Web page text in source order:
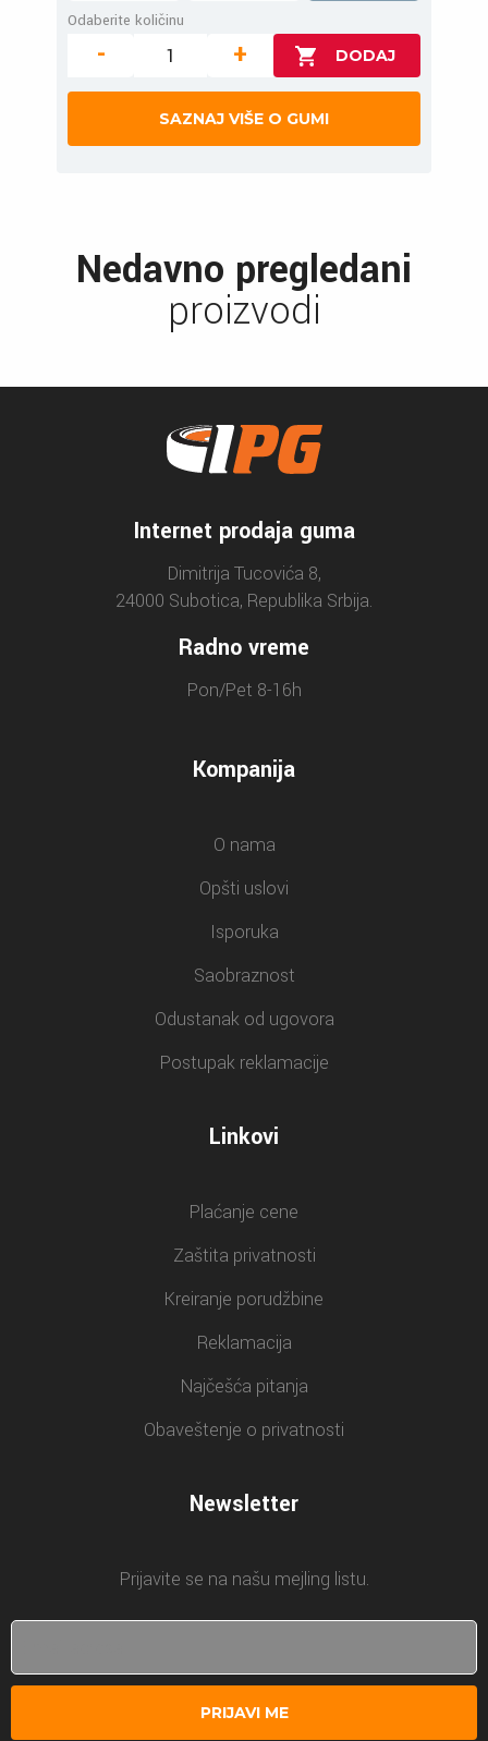
Odaberite količinu
- +
SAZNAJ VIŠE O GUMI
Nedavno pregledani
proizvodi
Internet prodaja guma
Dimitrija Tucovića 8,
24000 Subotica, Republika Srbija.
Radno vreme
Pon/Pet 8-16h
Kompanija
O nama
Opšti uslovi
Isporuka
Saobraznost
Odustanak od ugovora
Postupak reklamacije
Linkovi
Plaćanje cene
Zaštita privatnosti
Kreiranje porudžbine
Reklamacija
Najčešća pitanja
Obaveštenje o privatnosti
Newsletter
Prijavite se na našu mejling listu.
PRIJAVI ME